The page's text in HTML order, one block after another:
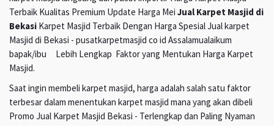
Terbaik Kualitas Premium Update Harga Mei Jual Karpet Masjid di
Bekasi Karpet Masjid Terbaik Dengan Harga Spesial Jual karpet
Masjid di Bekasi - pusatkarpetmasjid co id Assalamualaikum
bapak/ibu Lebih Lengkap Faktor yang Mentukan Harga Karpet
Masjid.
Saat ingin membeli karpet masjid, harga adalah salah satu faktor
terbesar dalam menentukan karpet masjid mana yang akan dibeli
Promo Jual Karpet Masjid Bekasi - Terlengkap dan Paling Nyaman